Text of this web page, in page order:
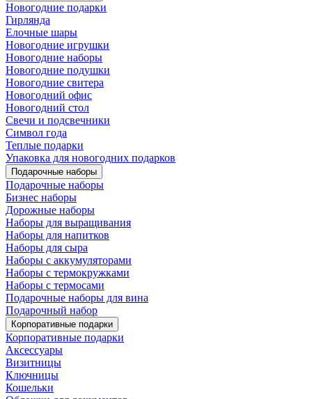
Новогодние подарки
Гирлянда
Елочные шары
Новогодние игрушки
Новогодние наборы
Новогодние подушки
Новогодние свитера
Новогодний офис
Новогодний стол
Свечи и подсвечники
Символ года
Теплые подарки
Упаковка для новогодних подарков
Подарочные наборы
Подарочные наборы
Бизнес наборы
Дорожные наборы
Наборы для выращивания
Наборы для напитков
Наборы для сыра
Наборы с аккумуляторами
Наборы с термокружками
Наборы с термосами
Подарочные наборы для вина
Подарочный набор
Корпоративные подарки
Корпоративные подарки
Аксессуары
Визитницы
Ключницы
Кошельки